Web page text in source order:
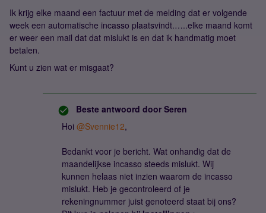
Ik krijg elke maand een factuur met de melding dat er volgende
week een automatische incasso plaatsvindt.…..elke maand komt
er weer een mail dat dat mislukt is en dat ik handmatig moet
betalen.
Kunt u zien wat er misgaat?
Beste antwoord door Seren
Hoi @Svennie12,
Bedankt voor je bericht. Wat onhandig dat de
maandelijkse incasso steeds mislukt. Wij
kunnen helaas niet inzien waarom de incasso
mislukt. Heb je gecontroleerd of je
rekeningnummer juist genoteerd staat bij ons?